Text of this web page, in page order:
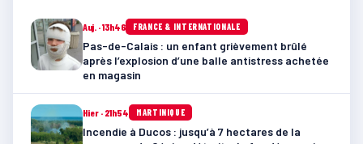
Auj. · 13h46 FRANCE & INTERNATIONALE
Pas-de-Calais : un enfant grièvement brûlé
après l’explosion d’une balle antistress achetée
en magasin
Hier · 21h54 MARTINIQUE
Incendie à Ducos : jusqu’à 7 hectares de la